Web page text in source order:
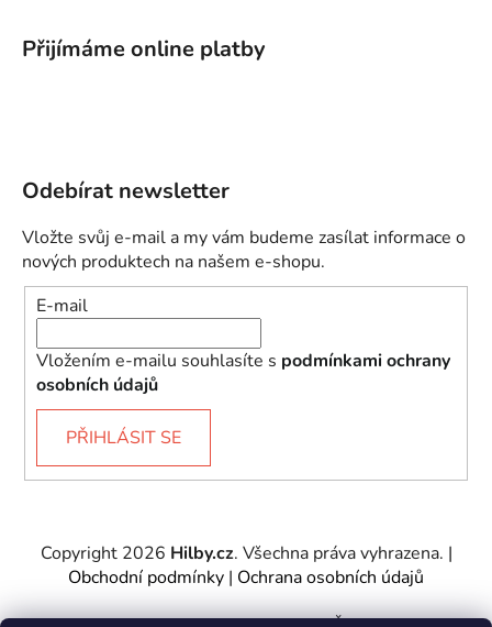
Přijímáme online platby
Odebírat newsletter
Vložte svůj e-mail a my vám budeme zasílat informace o
nových produktech na našem e-shopu.
E-mail
Vložením e-mailu souhlasíte s podmínkami ochrany
osobních údajů
PŘIHLÁSIT SE
Copyright 2026 Hilby.cz. Všechna práva vyhrazena. |
Obchodní podmínky | Ochrana osobních údajů